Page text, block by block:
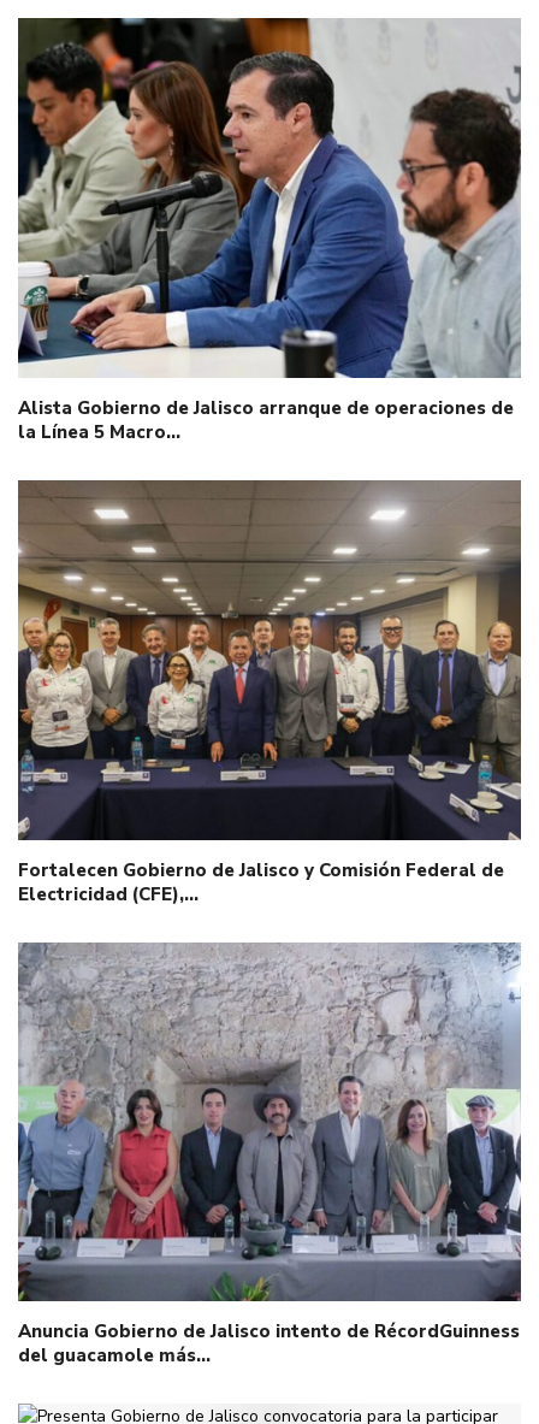
Alista Gobierno de Jalisco arranque de operaciones de
la Línea 5 Macro…
Fortalecen Gobierno de Jalisco y Comisión Federal de
Electricidad (CFE),…
Anuncia Gobierno de Jalisco intento de RécordGuinness
del guacamole más…